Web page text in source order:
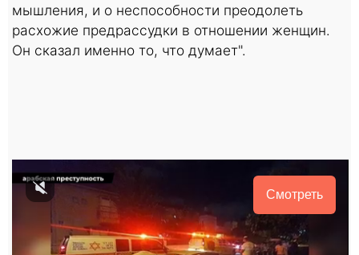
мышления, и о неспособности преодолеть
расхожие предрассудки в отношении женщин.
Он сказал именно то, что думает".
Смотреть